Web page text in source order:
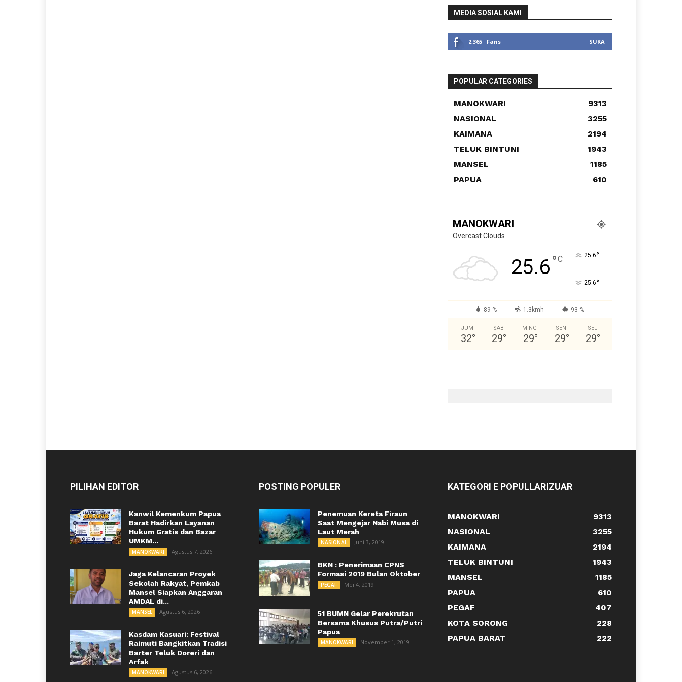
MEDIA SOSIAL KAMI
2,365 Fans SUKA
POPULAR CATEGORIES
MANOKWARI
9313
NASIONAL
3255
KAIMANA
2194
TELUK BINTUNI
1943
MANSEL
1185
PAPUA
610
MANOKWARI
Overcast Clouds
25.6°C 25.6°
25.6°
89 % 1.3kmh 93 %
JUM
32°
SAB
29°
MING
29°
SEN
29°
SEL
29°
PILIHAN EDITOR
Kanwil Kemenkum Papua
Barat Hadirkan Layanan
Hukum Gratis dan Bazar
UMKM...
MANOKWARI Agustus 7, 2026
Jaga Kelancaran Proyek
Sekolah Rakyat, Pemkab
Mansel Siapkan Anggaran
AMDAL di...
MANSEL Agustus 6, 2026
Kasdam Kasuari: Festival
Raimuti Bangkitkan Tradisi
Barter Teluk Doreri dan
Arfak
MANOKWARI Agustus 6, 2026
POSTING POPULER
Penemuan Kereta Firaun
Saat Mengejar Nabi Musa di
Laut Merah
NASIONAL Juni 3, 2019
BKN : Penerimaan CPNS
Formasi 2019 Bulan Oktober
PEGAF Mei 4, 2019
51 BUMN Gelar Perekrutan
Bersama Khusus Putra/Putri
Papua
MANOKWARI November 1, 2019
KATEGORI E POPULLARIZUAR
MANOKWARI
9313
NASIONAL
3255
KAIMANA
2194
TELUK BINTUNI
1943
MANSEL
1185
PAPUA
610
PEGAF
407
KOTA SORONG
228
PAPUA BARAT
222